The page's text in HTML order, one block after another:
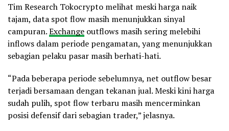
Tim Research Tokocrypto melihat meski harga naik
tajam, data spot flow masih menunjukkan sinyal
campuran.Exchange outflows masih sering melebihi
inflows dalam periode pengamatan, yang menunjukkan
sebagian pelaku pasar masih berhati-hati.
“Pada beberapa periode sebelumnya, net outflow besar
terjadi bersamaan dengan tekanan jual. Meski kini harga
sudah pulih, spot flow terbaru masih mencerminkan
posisi defensif dari sebagian trader,” jelasnya.